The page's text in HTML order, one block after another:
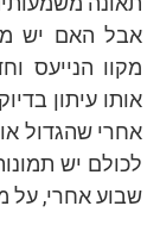
אבל האם יש
מקוו הנייעס
אחרי שהגדול
לכולם יש
שבוע אחרי, על